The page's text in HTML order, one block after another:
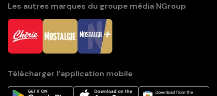
Les autres marques du groupe média NGroup
Télécharger l’application mobile